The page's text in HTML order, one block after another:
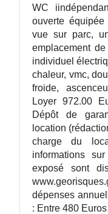
WC
ouverte
vue sur parc,
emplacement
individuel
chaleur, vmc,
froide,
Loyer 972.00
Dépôt de
location
charge du
informations
exposé sont
dépenses
: Entre 480